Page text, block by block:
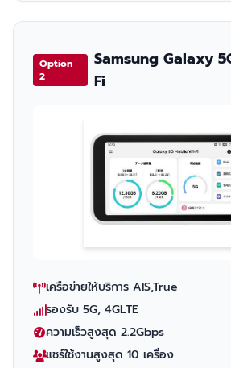
Option
2
Samsung Galaxy
Fi
เครือข่ายให้บริการ AIS,True
รองรับ 5G, 4GLTE
ความเร็วสูงสุด 2.2Gbps
แชร์ใช้งานสูงสุด 10 เครื่อง